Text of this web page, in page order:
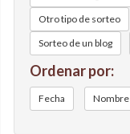
Otro tipo de sorteo
Sorteo de un blog
Ordenar por:
Fecha Nombre